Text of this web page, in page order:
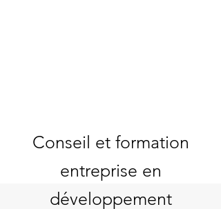
Conseil et formation
entreprise en
développement